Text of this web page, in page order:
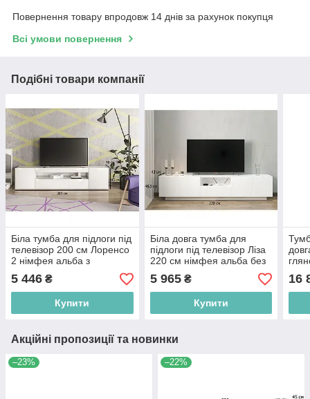
Повернення товару впродовж 14 днів за рахунок покупця
Всі умови повернення
Подібні товари компанії
Біла тумба для підлоги під
телевізор 200 см Лоренсо
2 німфея альба з
глянцевим фасадом без
ручок
5 446 ₴
Купити
Біла довга тумба для
підлоги під телевізор Ліза
220 см німфея альба без
ручок з дверцятами та
шухлядою
5 965₴
Купити
16
Акційні пропозиції та новинки
–23% –22%